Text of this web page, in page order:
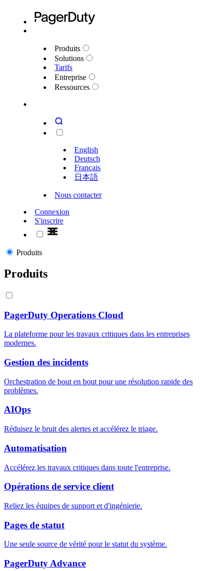
Produits
Solutions
Tarifs
Entreprise
Ressources
English
Deutsch
Français
日本語
Nous contacter
Connexion
S'inscrire
Produits
Produits
PagerDuty Operations Cloud
La plateforme pour les travaux critiques dans les entreprises
modernes.
Gestion des incidents
Orchestration de bout en bout pour une résolution rapide des
problèmes.
AIOps
Réduisez le bruit des alertes et accélérez le triage.
Automatisation
Accélérez les travaux critiques dans toute l'entreprise.
Opérations de service client
Reliez les équipes de support et d'ingénierie.
Pages de statut
Une seule source de vérité pour le statut du système.
PagerDuty Advance